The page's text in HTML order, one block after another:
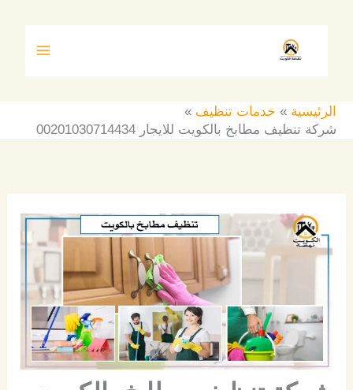
الرئيسية
خدمات تنظيف
شركة تنظيف مطابخ بالكويت للايجار 00201030714434